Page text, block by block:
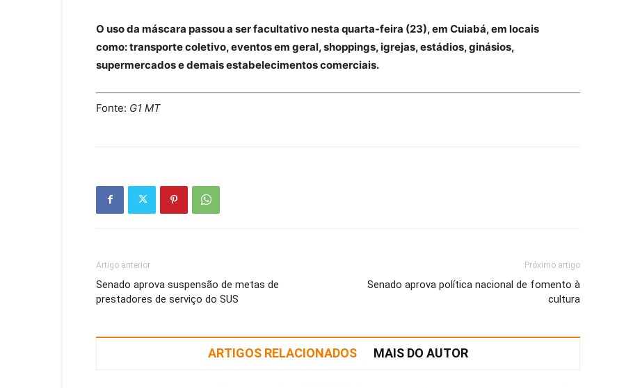
O uso da máscara passou a ser facultativo nesta quarta-feira (23), em Cuiabá, em locais
como:transporte coletivo, eventos em geral, shoppings, igrejas, estádios, ginásios,
supermercados e demais estabelecimentos comerciais.
Fonte: G1 MT
Artigo anterior
Senado aprova suspensão de metas de
prestadores de serviço do SUS
Próximo artigo
Senado aprova política nacional de fomento à
cultura
ARTIGOS RELACIONADOS MAIS DO AUTOR